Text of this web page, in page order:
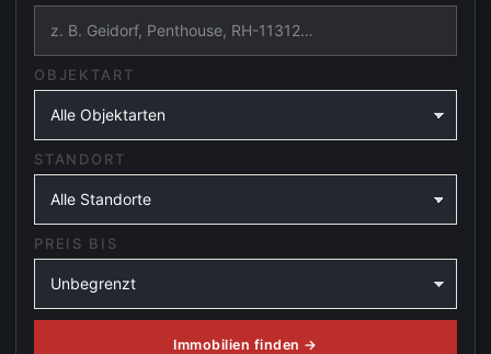
OBJEKTART
STANDORT
PREIS BIS
Immobilien finden →